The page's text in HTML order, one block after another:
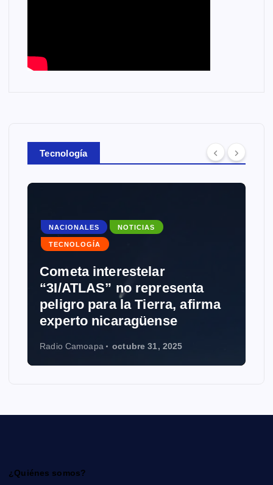
Tecnología
NACIONALES NOTICIAS
TECNOLOGÍA
Cometa interestelar
“3I/ATLAS” no representa
peligro para la Tierra, afirma
experto nicaragüense
Radio Camoapa octubre 31, 2025
¿Quiénes somos?